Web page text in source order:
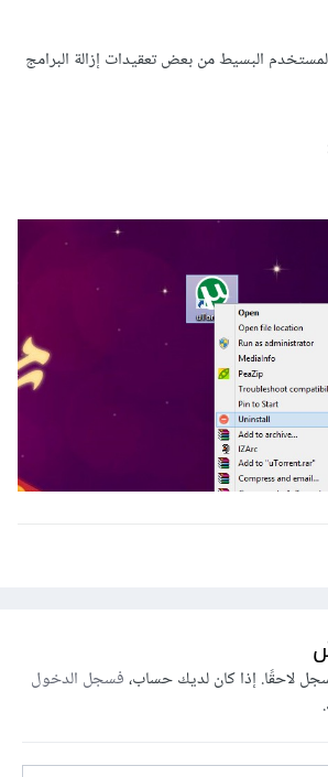
البسيط من بعض تعقيدات إزالة البرامج
لاحقًا. إذا كان لديك حساب،فسجل الدخول